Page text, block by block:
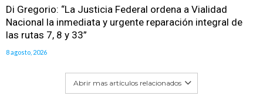
Di Gregorio: “La Justicia Federal ordena a Vialidad
Nacional la inmediata y urgente reparación integral de
las rutas 7, 8 y 33”
8 agosto, 2026
Abrir mas artículos relacionados